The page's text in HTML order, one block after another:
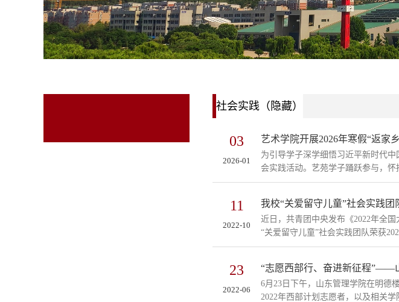
社会实践（隐藏）
03
2026-01
艺术学院开展2026年寒假“返家
为引导学子深学细悟习近平新时代
会实践活动。艺苑学子踊跃参与，
11
2022-10
我校“关爱留守儿童”社会实践团
近日，共青团中央发布《2022年全
“关爱留守儿童”社会实践团队荣获
23
2022-06
“志愿西部行、奋进新征程”——
6月23日下午，山东管理学院在明德
2022年西部计划志愿者，以及相关